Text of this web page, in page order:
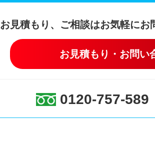
お見積もり、ご相談はお気軽にお
お見積もり・お問い
0120-757-589